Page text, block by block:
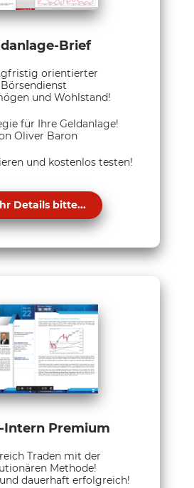
Brief
orientierter
Börsendienst
und Wohlstand!
für Ihre Geldanlage!
Oliver Baron
und kostenlos testen!
Details bitte...
Intern Premium
Traden mit der
Methode!
dauerhaft erfolgreich!